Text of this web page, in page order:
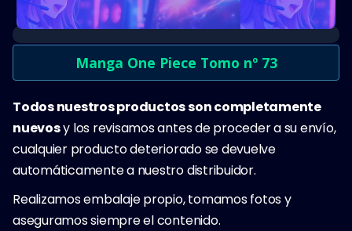
Manga One Piece Tomo nº 73
Todos nuestros productos son completamente
nuevosy los revisamos antes de proceder a su envío,
cualquier producto deteriorado se devuelve
automáticamente a nuestro distribuidor.
Realizamos embalaje propio, tomamos fotos y
aseguramos siempre el contenido.